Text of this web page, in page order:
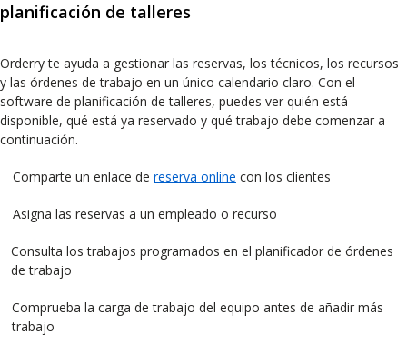
planificación de talleres
Orderry te ayuda a gestionar las reservas, los técnicos, los recursos
y las órdenes de trabajo en un único calendario claro. Con el
software de planificación de talleres, puedes ver quién está
disponible, qué está ya reservado y qué trabajo debe comenzar a
continuación.
Comparte un enlace de reserva online con los clientes
Asigna las reservas a un empleado o recurso
Consulta los trabajos programados en el planificador de órdenes
de trabajo
Comprueba la carga de trabajo del equipo antes de añadir más
trabajo